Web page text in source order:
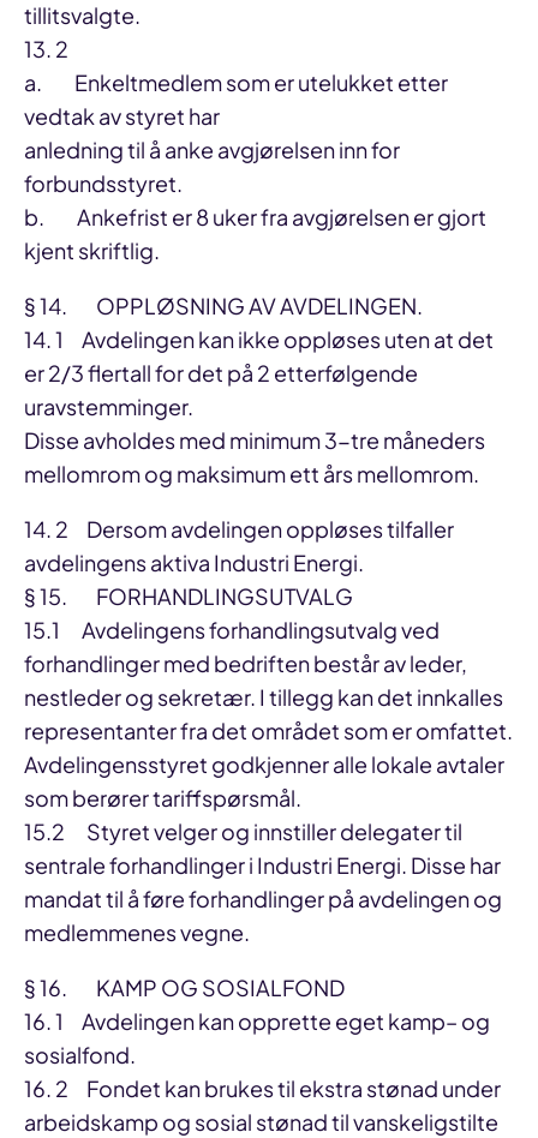
tillitsvalgte.
13. 2
a. Enkeltmedlem som er utelukket etter
vedtak av styret har
anledning til å anke avgjørelsen inn for
forbundsstyret.
b. Ankefrist er 8 uker fra avgjørelsen er gjort
kjent skriftlig.
§ 14. OPPLØSNING AV AVDELINGEN.
14. 1 Avdelingen kan ikke oppløses uten at det
er 2/3 flertall for det på 2 etterfølgende
uravstemminger.
Disse avholdes med minimum 3-tre måneders
mellomrom og maksimum ett års mellomrom.
14. 2 Dersom avdelingen oppløses tilfaller
avdelingens aktiva Industri Energi.
§ 15. FORHANDLINGSUTVALG
15.1 Avdelingens forhandlingsutvalg ved
forhandlinger med bedriften består av leder,
nestleder og sekretær. I tillegg kan det innkalles
representanter fra det området som er omfattet.
Avdelingensstyret godkjenner alle lokale avtaler
som berører tariffspørsmål.
15.2 Styret velger og innstiller delegater til
sentrale forhandlinger i Industri Energi. Disse har
mandat til å føre forhandlinger på avdelingen og
medlemmenes vegne.
§ 16. KAMP OG SOSIALFOND
16. 1 Avdelingen kan opprette eget kamp– og
sosialfond.
16. 2 Fondet kan brukes til ekstra stønad under
arbeidskamp og sosial stønad til vanskeligstilte